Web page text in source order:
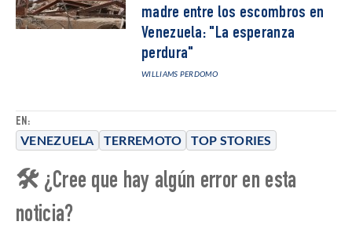
EN:
VENEZUELA TERREMOTO TOP STORIES
madre entre los escombros en
Venezuela: "La esperanza
perdura"
WILLIAMS PERDOMO
🛠 ¿Cree que hay algún error en esta
noticia?